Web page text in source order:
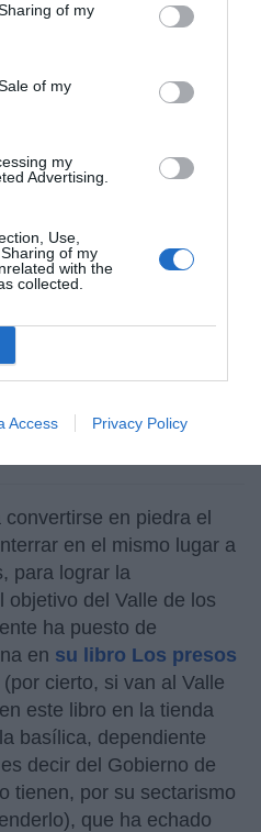
of my
of my
my
Advertising.
Use,
of my
with the
collected.
Access Privacy Policy
a los Mártires de
de San Fernando.
Pedro Muguruzaremató
que esta obra
cementerio de los
en consecuencia,
todos los caídos,
triunfen los
de la Cruz
en piedra el
en el mismo lugar a
para lograr la
objetivo del Valle de los
ha puesto de
en su libro Los presos
(por cierto, si van al Valle
este libro en la tienda
basílica, dependiente
decir del Gobierno de
tienen, por su sectarismo
que ha echado